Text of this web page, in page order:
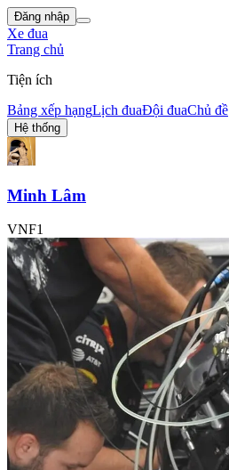
Đăng nhập
Xe đua
Trang chủ
Tiện ích
Bảng xếp hạngLịch đuaĐội đuaChủ đề
Hệ thống
Minh Lâm
VNF1